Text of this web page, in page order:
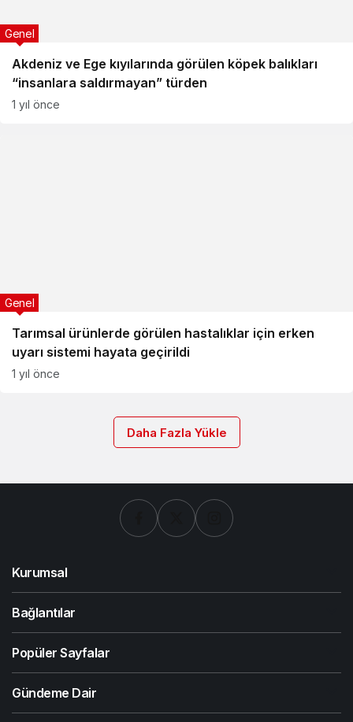
Akdeniz ve Ege kıyılarında görülen köpek balıkları
“insanlara saldırmayan” türden
Genel
1 yıl önce
Tarımsal ürünlerde görülen hastalıklar için erken
uyarı sistemi hayata geçirildi
Genel
1 yıl önce
Daha Fazla Yükle
Kurumsal
Bağlantılar
Popüler Sayfalar
Gündeme Dair